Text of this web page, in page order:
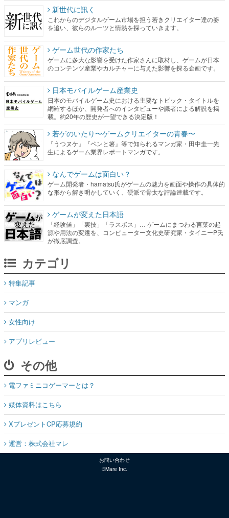
新世代に訊く
これからのデジタルゲーム市場を担う若きクリエイター達の姿
を追い、彼らのルーツと情熱を探っていきます。
ゲーム世代の作家たち
ゲームに多大な影響を受けた作家さんに取材し、ゲームが日本
のコンテンツ産業やカルチャーに与えた影響を探る企画です。
日本モバイルゲーム産業史
日本のモバイルゲーム史における主要なトピック・タイトルを
網羅するほか、開発者へのインタビューや識者による解説を掲
載。約20年の歴史が一望できる決定版！
若ゲのいたり〜ゲームクリエイターの青春〜
『うつヌケ』『ペンと箸』等で知られるマンガ家・田中圭一先
生によるゲーム業界レポートマンガです。
なんでゲームは面白い？
ゲーム開発者・hamatsu氏がゲームの魅力を画面や操作の具体的
な形から解き明かしていく、硬派で骨太な評論連載です。
ゲームが変えた日本語
「経験値」「裏技」「ラスボス」… ゲームにまつわる言葉の起
源や用法の変遷を、コンピューター文化史研究家・タイニーP氏
が徹底調査。
カテゴリ
特集記事
マンガ
女性向け
アプリレビュー
その他
電ファミニコゲーマーとは？
媒体資料はこちら
XプレゼントCP応募規約
運営：株式会社マレ
お問い合わせ
©Mare Inc.